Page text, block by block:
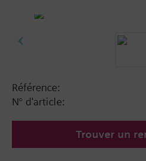
Référence:
N° d'article:
Trouver un